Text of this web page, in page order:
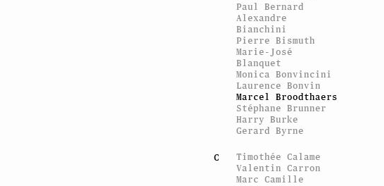
Paul Bernard
Alexandre
Bianchini
Pierre Bismuth
Marie-José
Blanquet
Monica Bonvincini
Laurence Bonvin
Marcel Broodthaers
Stéphane Brunner
Harry Burke
Gerard Byrne
C
Timothée Calame
Valentin Carron
Marc Camille